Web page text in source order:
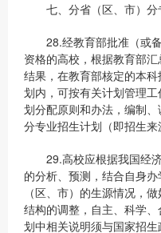
七、分省（区、市）分
28.经教育部批准（或备
资格的高校，根据教育部
结果，在教育部核定的本
划内，可按有关计划管理
划分配原则和办法，编制、
分专业招生计划（即招生来
29.高校应根据我国经济
的分析、预测，结合自身
（区、市）的生源情况，
结构的调整，自主、科学
划中相关说明须与国家招